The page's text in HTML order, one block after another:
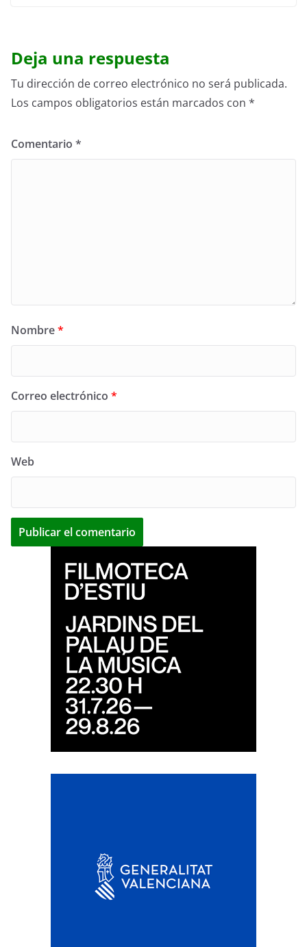
Deja una respuesta
Tu dirección de correo electrónico no será publicada.
Los campos obligatorios están marcados con *
Comentario *
Nombre*
Correo electrónico *
Web